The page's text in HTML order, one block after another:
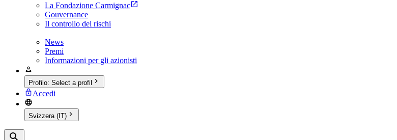
La Fondazione Carmignac
Gouvernance
Il controllo dei rischi
News
Premi
Informazioni per gli azionisti
Profilo: Select a profil
Accedi
Svizzera (IT)